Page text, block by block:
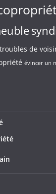
troubles de
évincer un